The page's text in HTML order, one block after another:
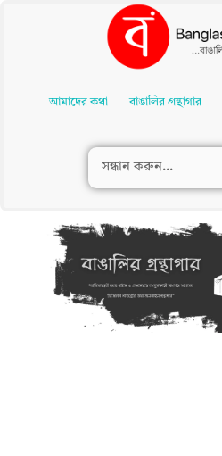
Contentআমাদের কথা বাঙালির গ্রন্থাগার